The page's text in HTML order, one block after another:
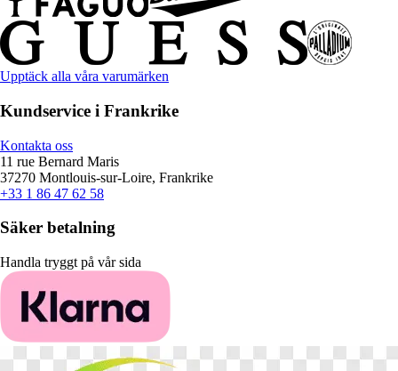
Upptäck alla våra varumärken
Kundservice i Frankrike
Kontakta oss
11 rue Bernard Maris
37270 Montlouis-sur-Loire, Frankrike
+33 1 86 47 62 58
Säker betalning
Handla tryggt på vår sida